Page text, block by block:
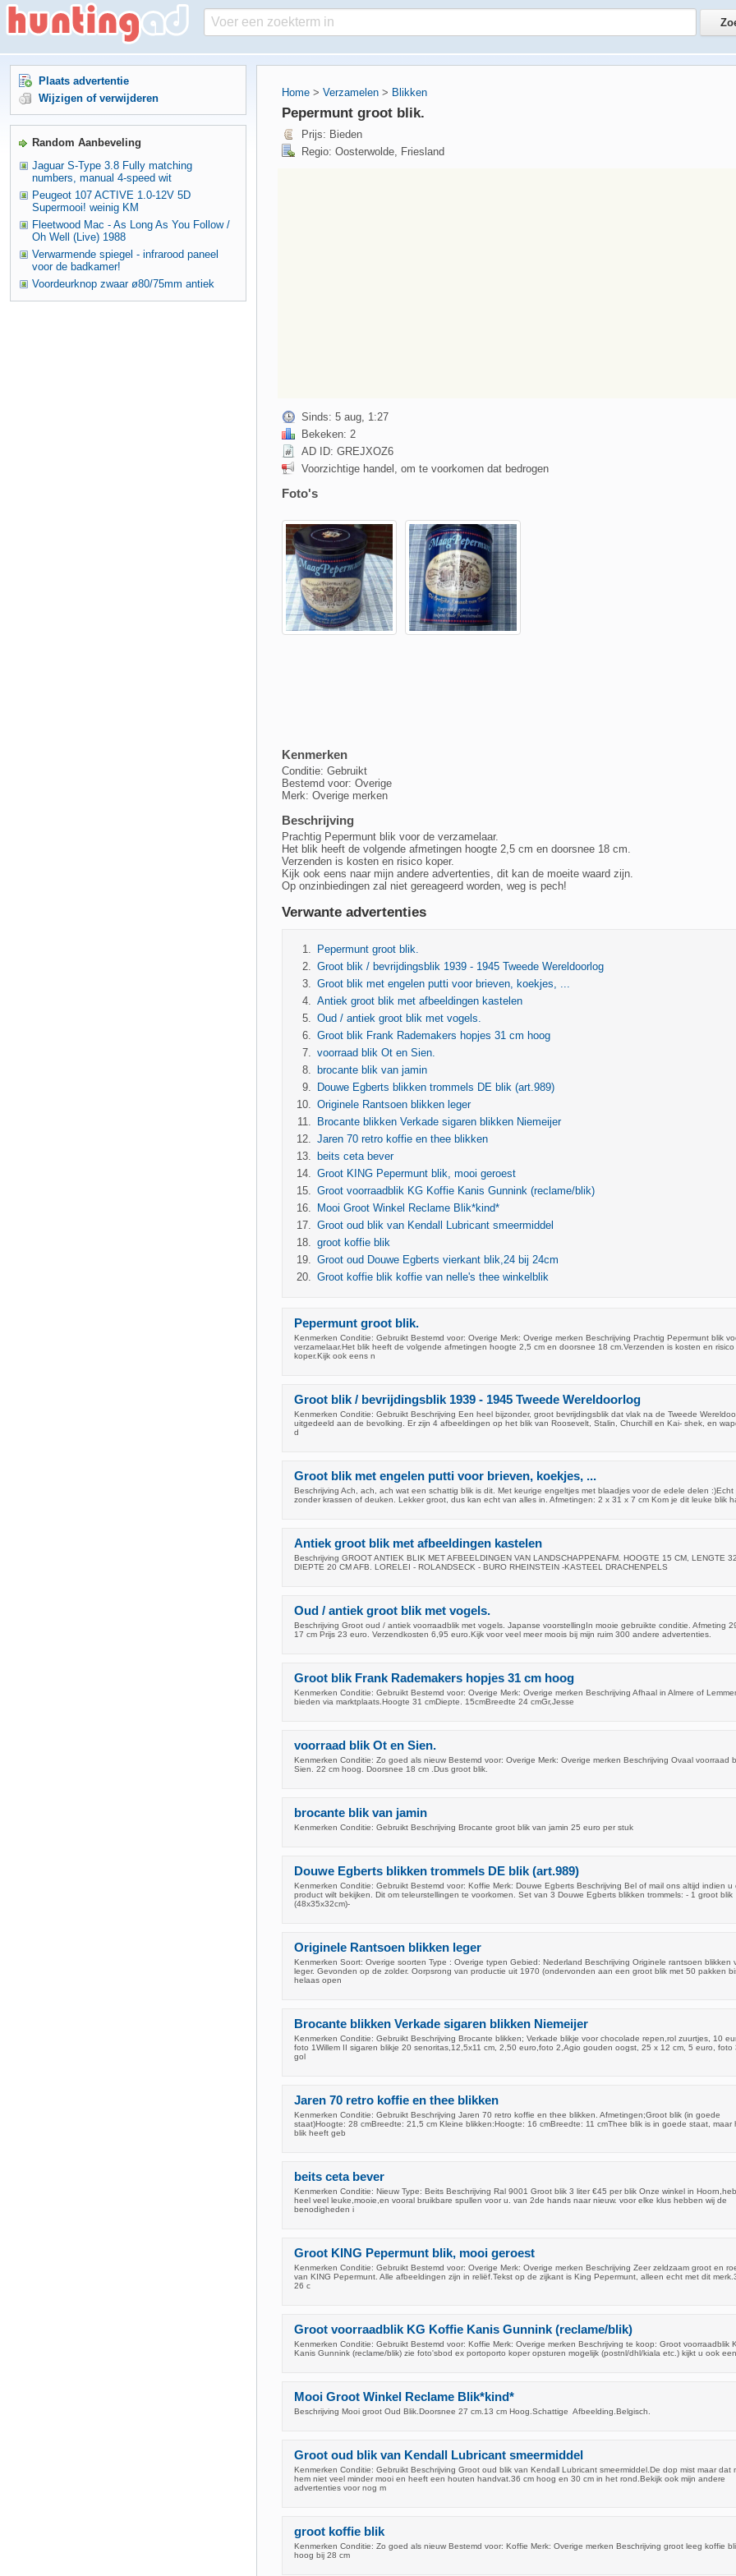
Home > Verzamelen > Blikken
Pepermunt groot blik.
Prijs: Bieden
Regio: Oosterwolde, Friesland
Sinds: 5 aug, 1:27
Bekeken: 2
AD ID: GREJXOZ6
Voorzichtige handel, om te voorkomen dat bedrogen
Foto's
Kenmerken
Conditie: Gebruikt
Bestemd voor: Overige
Merk: Overige merken
Beschrijving
Prachtig Pepermunt blik voor de verzamelaar.
Het blik heeft de volgende afmetingen hoogte 2,5 cm en doorsnee 18 cm.
Verzenden is kosten en risico koper.
Kijk ook eens naar mijn andere advertenties, dit kan de moeite waard zijn.
Op onzinbiedingen zal niet gereageerd worden, weg is pech!
Verwante advertenties
Pepermunt groot blik.
Groot blik / bevrijdingsblik 1939 - 1945 Tweede Wereldoorlog
Groot blik met engelen putti voor brieven, koekjes, ...
Antiek groot blik met afbeeldingen kastelen
Oud / antiek groot blik met vogels.
Groot blik Frank Rademakers hopjes 31 cm hoog
voorraad blik Ot en Sien.
brocante blik van jamin
Douwe Egberts blikken trommels DE blik (art.989)
Originele Rantsoen blikken leger
Brocante blikken Verkade sigaren blikken Niemeijer
Jaren 70 retro koffie en thee blikken
beits ceta bever
Groot KING Pepermunt blik, mooi geroest
Groot voorraadblik KG Koffie Kanis Gunnink (reclame/blik)
Mooi Groot Winkel Reclame Blik*kind*
Groot oud blik van Kendall Lubricant smeermiddel
groot koffie blik
Groot oud Douwe Egberts vierkant blik,24 bij 24cm
Groot koffie blik koffie van nelle's thee winkelblik
Pepermunt groot blik.
Kenmerken Conditie: Gebruikt Bestemd voor: Overige Merk: Overige merken Beschrijving Prachtig Pepermunt blik
verzamelaar.Het blik heeft de volgende afmetingen hoogte 2,5 cm en doorsnee 18 cm.Verzenden is kosten en risico
koper.Kijk ook eens n
Groot blik / bevrijdingsblik 1939 - 1945 Tweede Wereldoorlog
Kenmerken Conditie: Gebruikt Beschrijving Een heel bijzonder, groot bevrijdingsblik dat vlak na de Tweede
uitgedeeld aan de bevolking. Er zijn 4 afbeeldingen op het blik van Roosevelt, Stalin, Churchill en Kai- shek, en
d
Groot blik met engelen putti voor brieven, koekjes, ...
Beschrijving Ach, ach, ach wat een schattig blik is dit. Met keurige engeltjes met blaadjes voor de edele delen :)Echt
zonder krassen of deuken. Lekker groot, dus kan echt van alles in. Afmetingen: 2 x 31 x 7 cm Kom je dit leuke blik
Antiek groot blik met afbeeldingen kastelen
Beschrijving GROOT ANTIEK BLIK MET AFBEELDINGEN VAN LANDSCHAPPENAFM. HOOGTE 15 CM, LENGTE
DIEPTE 20 CM AFB. LORELEI - ROLANDSECK - BURO RHEINSTEIN -KASTEEL DRACHENPELS
Oud / antiek groot blik met vogels.
Beschrijving Groot oud / antiek voorraadblik met vogels. Japanse voorstellingIn mooie gebruikte conditie. Afmeting
17 cm Prijs 23 euro. Verzendkosten 6,95 euro.Kijk voor veel meer moois bij mijn ruim 300 andere advertenties.
Groot blik Frank Rademakers hopjes 31 cm hoog
Kenmerken Conditie: Gebruikt Bestemd voor: Overige Merk: Overige merken Beschrijving Afhaal in Almere of
bieden via marktplaats.Hoogte 31 cmDiepte. 15cmBreedte 24 cmGr,Jesse
voorraad blik Ot en Sien.
Kenmerken Conditie: Zo goed als nieuw Bestemd voor: Overige Merk: Overige merken Beschrijving Ovaal voorraad
Sien. 22 cm hoog. Doorsnee 18 cm .Dus groot blik.
brocante blik van jamin
Kenmerken Conditie: Gebruikt Beschrijving Brocante groot blik van jamin 25 euro per stuk
Douwe Egberts blikken trommels DE blik (art.989)
Kenmerken Conditie: Gebruikt Bestemd voor: Koffie Merk: Douwe Egberts Beschrijving Bel of mail ons altijd indien u
product wilt bekijken. Dit om teleurstellingen te voorkomen. Set van 3 Douwe Egberts blikken trommels: - 1 groot blik
(48x35x32cm)-
Originele Rantsoen blikken leger
Kenmerken Soort: Overige soorten Type : Overige typen Gebied: Nederland Beschrijving Originele rantsoen blikken
leger. Gevonden op de zolder. Oorpsrong van productie uit 1970 (ondervonden aan een groot blik met 50 pakken
helaas open
Brocante blikken Verkade sigaren blikken Niemeijer
Kenmerken Conditie: Gebruikt Beschrijving Brocante blikken; Verkade blikje voor chocolade repen,rol zuurtjes, 10
foto 1Willem II sigaren blikje 20 senoritas,12,5x11 cm, 2,50 euro,foto 2,Agio gouden oogst, 25 x 12 cm, 5 euro, foto
gol
Jaren 70 retro koffie en thee blikken
Kenmerken Conditie: Gebruikt Beschrijving Jaren 70 retro koffie en thee blikken. Afmetingen;Groot blik (in goede
staat)Hoogte: 28 cmBreedte: 21,5 cm Kleine blikken:Hoogte: 16 cmBreedte: 11 cmThee blik is in goede staat, maar
blik heeft geb
beits ceta bever
Kenmerken Conditie: Nieuw Type: Beits Beschrijving Ral 9001 Groot blik 3 liter €45 per blik Onze winkel in
heel veel leuke,mooie,en vooral bruikbare spullen voor u. van 2de hands naar nieuw. voor elke klus hebben wij de
benodigheden i
Groot KING Pepermunt blik, mooi geroest
Kenmerken Conditie: Gebruikt Bestemd voor: Overige Merk: Overige merken Beschrijving Zeer zeldzaam groot en
van KING Pepermunt. Alle afbeeldingen zijn in reliëf.Tekst op de zijkant is King Pepermunt, alleen echt met dit
26 c
Groot voorraadblik KG Koffie Kanis Gunnink (reclame/blik)
Kenmerken Conditie: Gebruikt Bestemd voor: Koffie Merk: Overige merken Beschrijving te koop: Groot voorraadblik
Kanis Gunnink (reclame/blik) zie foto'sbod ex portoporto koper opsturen mogelijk (postnl/dhl/kiala etc.) kijkt u ook
Mooi Groot Winkel Reclame Blik*kind*
Beschrijving Mooi groot Oud Blik.Doorsnee 27 cm.13 cm Hoog.Schattige Afbeelding.Belgisch.
Groot oud blik van Kendall Lubricant smeermiddel
Kenmerken Conditie: Gebruikt Beschrijving Groot oud blik van Kendall Lubricant smeermiddel.De dop mist maar dat
hem niet veel minder mooi en heeft een houten handvat.36 cm hoog en 30 cm in het rond.Bekijk ook mijn andere
advertenties voor nog m
groot koffie blik
Kenmerken Conditie: Zo goed als nieuw Bestemd voor: Koffie Merk: Overige merken Beschrijving groot leeg koffie
hoog bij 28 cm
Plaats advertentie
Wijzigen of verwijderen
Random Aanbeveling
Jaguar S-Type 3.8 Fully matching
numbers, manual 4-speed wit
Peugeot 107 ACTIVE 1.0-12V 5D
Supermooi! weinig KM
Fleetwood Mac - As Long As You Follow /
Oh Well (Live) 1988
Verwarmende spiegel - infrarood paneel
voor de badkamer!
Voordeurknop zwaar ø80/75mm antiek